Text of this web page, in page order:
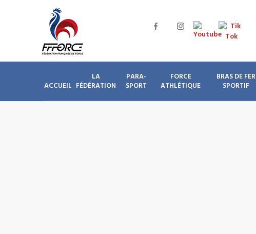
ACCUEIL
LA
FÉDÉRATION
PARA-
SPORT
FORCE
ATHLÉTIQUE
BRAS DE FER
SPORTIF